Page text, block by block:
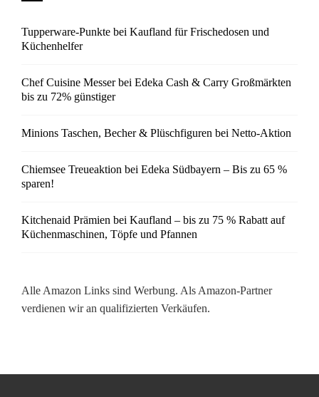
Tupperware-Punkte bei Kaufland für Frischedosen und
Küchenhelfer
Chef Cuisine Messer bei Edeka Cash & Carry Großmärkten
bis zu 72% günstiger
Minions Taschen, Becher & Plüschfiguren bei Netto-Aktion
Chiemsee Treueaktion bei Edeka Südbayern – Bis zu 65 %
sparen!
Kitchenaid Prämien bei Kaufland – bis zu 75 % Rabatt auf
Küchenmaschinen, Töpfe und Pfannen
Alle Amazon Links sind Werbung. Als Amazon-Partner
verdienen wir an qualifizierten Verkäufen.